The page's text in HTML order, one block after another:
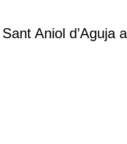
Aniol d’Aguja a